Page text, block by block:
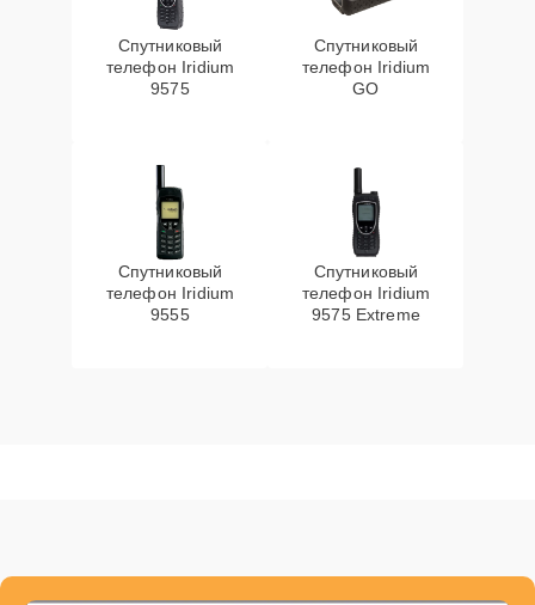
Спутниковый
телефон Iridium
9575
Спутниковый
телефон Iridium
GO
Спутниковый
телефон Iridium
9555
Спутниковый
телефон Iridium
9575 Extreme